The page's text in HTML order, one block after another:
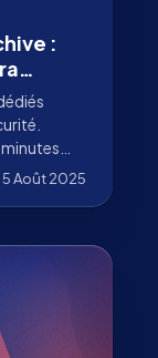
:
5 Août 2025